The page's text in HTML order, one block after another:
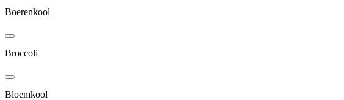
Boerenkool
Broccoli
Bloemkool